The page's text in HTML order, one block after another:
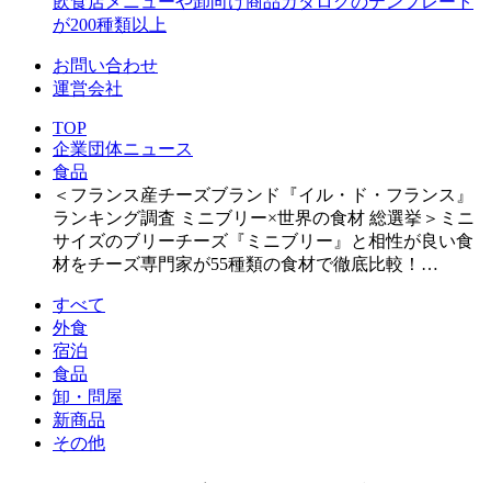
が200種類以上
お問い合わせ
運営会社
TOP
企業団体ニュース
食品
＜フランス産チーズブランド『イル・ド・フランス』
ランキング調査 ミニブリー×世界の食材 総選挙＞ミニ
サイズのブリーチーズ『ミニブリー』と相性が良い食
材をチーズ専門家が55種類の食材で徹底比較！…
すべて
外食
宿泊
食品
卸・問屋
新商品
その他